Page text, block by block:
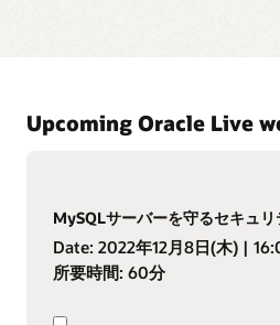
Upcoming Oracle Live
MySQLサーバーを守るセキュ
Date: 2022年12月8日(木) |
所要時間: 60分